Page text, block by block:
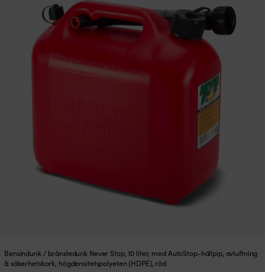
Bensindunk / bränsledunk Never Stop, 10 liter, med AutoStop-hällpip, avluftning
& säkerhetskork, högdensitetspolyeten (HDPE), röd